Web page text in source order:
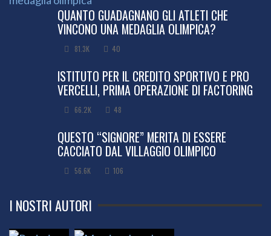
QUANTO GUADAGNANO GLI ATLETI CHE
VINCONO UNA MEDAGLIA OLIMPICA?
81.3K 40
ISTITUTO PER IL CREDITO SPORTIVO E PRO
VERCELLI, PRIMA OPERAZIONE DI FACTORING
66.2K 48
QUESTO “SIGNORE” MERITA DI ESSERE
CACCIATO DAL VILLAGGIO OLIMPICO
56.6K 106
I NOSTRI AUTORI